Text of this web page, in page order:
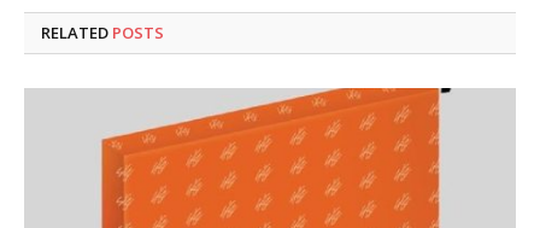
RELATED POSTS